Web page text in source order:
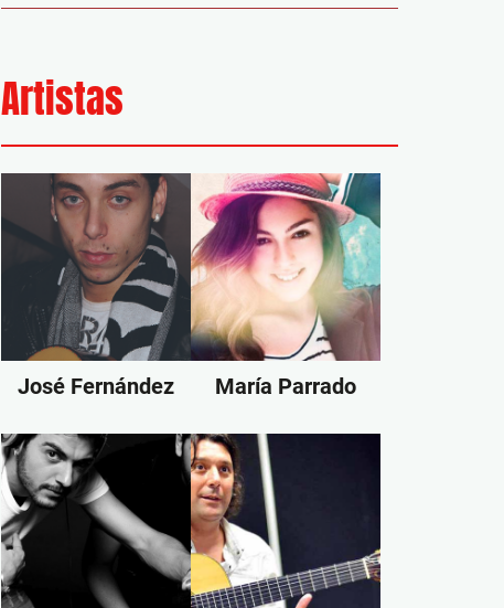
Artistas
José Fernández María Parrado